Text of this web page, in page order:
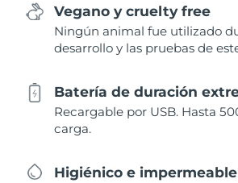
Vegano y cruelty free
Ningún animal fue utilizado
desarrollo y las pruebas de
Batería de duración
Recargable por USB. Hasta
carga.
Higiénico e impermeable